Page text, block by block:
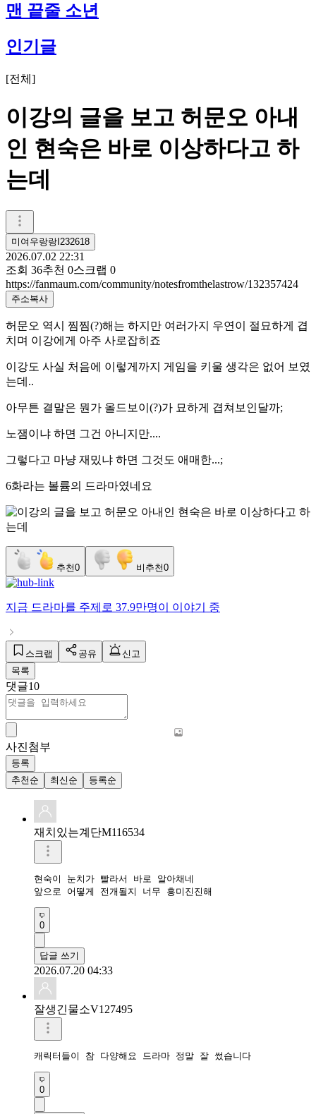
맨 끝줄 소년
인기글
[전체 ]
이강의 글을 보고 허문오 아내
인 현숙은 바로 이상하다고 하
는데
미여우랑랑I232618
2026.07.02 22:31
조회 36추천 0스크랩 0
https://fanmaum.com/community/notesfromthelastrow/132357424
주소복사
허문오 역시 찜찜(?)해는 하지만 여러가지 우연이 절묘하게 겹
치며 이강에게 아주 사로잡히죠
이강도 사실 처음에 이렇게까지 게임을 키울 생각은 없어 보였
는데..
아무튼 결말은 뭔가 올드보이(?)가 묘하게 겹쳐보인달까;
노잼이냐 하면 그건 아니지만....
그렇다고 마냥 재밌냐 하면 그것도 애매한...;
6화라는 볼륨의 드라마였네요
추천0 비추천0
지금 드라마를 주제로 37.9만명이 이야기 중
스크랩 공유
신고
목록
댓글10
사진첨부
등록
추천순
최신순 등록순
재치있는계단M116534
현숙이 눈치가 빨라서 바로 알아채네
앞으로 어떻게 전개될지 너무 흥미진진해
0
답글 쓰기
2026.07.20 04:33
잘생긴물소V127495
캐릭터들이 참 다양해요 드라마 정말 잘 썼습니다
0